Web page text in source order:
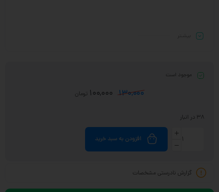
موجود است
130,000
100,000 تومان
38 در انبار
افزودن به سبد خرید
گزارش نادرستی مشخصات